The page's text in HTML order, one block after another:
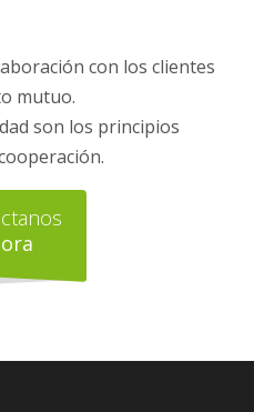
con los clientes
mutuo.
son los principios